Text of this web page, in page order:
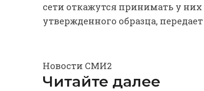
сети откажутся принимать у
утвержденного образца, передает
Новости СМИ2
Читайте далее